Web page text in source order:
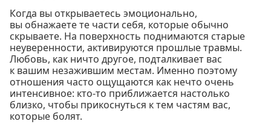
Когда вы открываетесь эмоционально,
вы обнажаете те части себя, которые обычно
скрываете. На поверхность поднимаются старые
неуверенности, активируются прошлые травмы.
Любовь, как ничто другое, подталкивает вас
к вашим незажившим местам. Именно поэтому
отношения часто ощущаются как нечто очень
интенсивное: кто-то приближается настолько
близко, чтобы прикоснуться к тем частям вас,
которые болят.